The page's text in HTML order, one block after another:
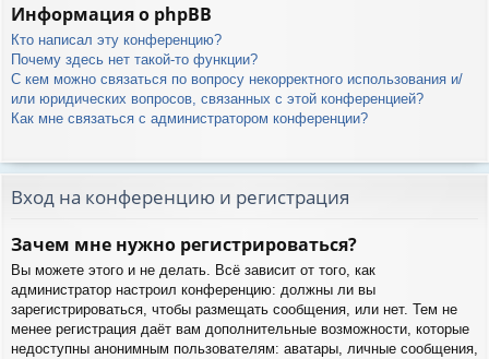
Информация о phpBB
Кто написал эту конференцию?
Почему здесь нет такой-то функции?
С кем можно связаться по вопросу некорректного использования и/
или юридических вопросов, связанных с этой конференцией?
Как мне связаться с администратором конференции?
Вход на конференцию и регистрация
Зачем мне нужно регистрироваться?
Вы можете этого и не делать. Всё зависит от того, как
администратор настроил конференцию: должны ли вы
зарегистрироваться, чтобы размещать сообщения, или нет. Тем не
менее регистрация даёт вам дополнительные возможности, которые
недоступны анонимным пользователям: аватары, личные сообщения,